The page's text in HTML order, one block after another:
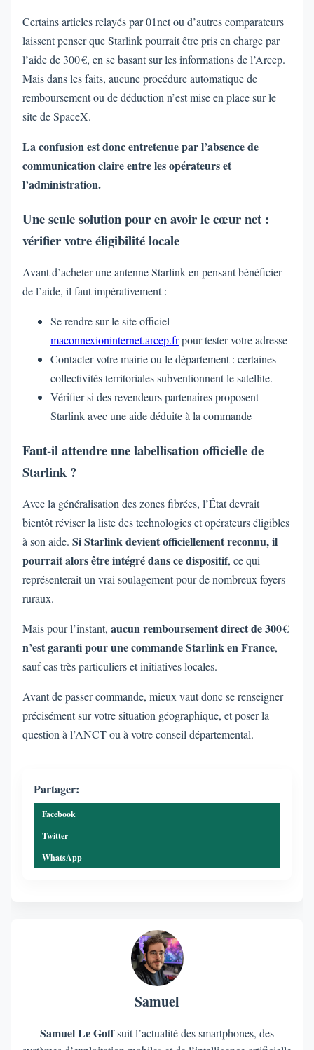
Certains articles relayés par 01net ou d’autres comparateurs
laissent penser que Starlink pourrait être pris en charge par
l’aide de 300 €, en se basant sur les informations de l’Arcep.
Mais dans les faits, aucune procédure automatique de
remboursement ou de déduction n’est mise en place sur le
site de SpaceX.
La confusion est donc entretenue par l’absence de
communication claire entre les opérateurs et
l’administration.
Une seule solution pour en avoir le cœur net :
vérifier votre éligibilité locale
Avant d’acheter une antenne Starlink en pensant bénéficier
de l’aide, il faut impérativement :
Se rendre sur le site officiel
maconnexioninternet.arcep.frpour tester votre adresse
Contacter votre mairie ou le département : certaines
collectivités territoriales subventionnent le satellite.
Vérifier si des revendeurs partenaires proposent
Starlink avec une aide déduite à la commande
Faut-il attendre une labellisation officielle de
Starlink ?
Avec la généralisation des zones fibrées, l’État devrait
bientôt réviser la liste des technologies et opérateurs éligibles
à son aide. Si Starlink devient officiellement reconnu, il
pourrait alors être intégré dans ce dispositif, ce qui
représenterait un vrai soulagement pour de nombreux foyers
ruraux.
Mais pour l’instant, aucun remboursement direct de 300 €
n’est garanti pour une commande Starlink en France,
sauf cas très particuliers et initiatives locales.
Avant de passer commande, mieux vaut donc se renseigner
précisément sur votre situation géographique, et poser la
question à l’ANCT ou à votre conseil départemental.
Partager:
Facebook
Twitter
WhatsApp
Samuel
Samuel Le Goffsuit l’actualité des smartphones, des